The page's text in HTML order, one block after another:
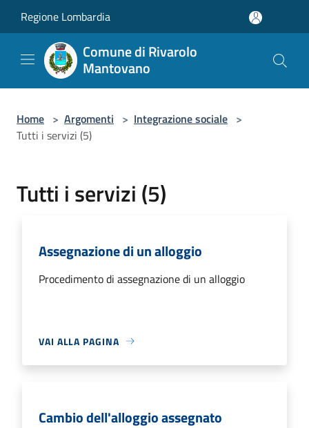
Regione Lombardia
Comune di Rivarolo
Mantovano
Home > Argomenti > Integrazione sociale >
Tutti i servizi (5)
Tutti i servizi (5)
Assegnazione di un alloggio
Procedimento di assegnazione di un alloggio
VAI ALLA PAGINA
Cambio dell'alloggio assegnato